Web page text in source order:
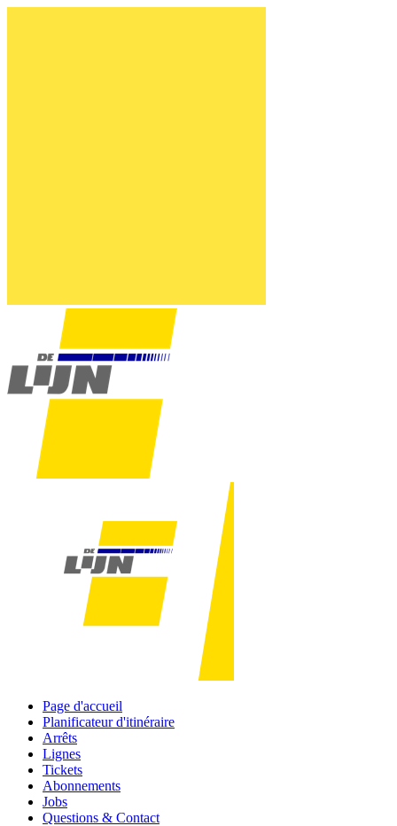
Page d'accueil
Planificateur d'itinéraire
Arrêts
Lignes
Tickets
Abonnements
Jobs
Questions & Contact